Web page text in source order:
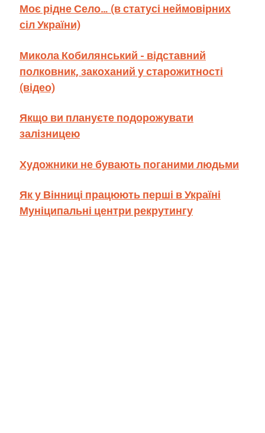
Моє рідне Село… (в статусі неймовірних
сіл України)
Микола Кобилянський - відставний
полковник, закоханий у старожитності
(відео)
Якщо ви плануєте подорожувати
залізницею
Художники не бувають поганими людьми
Як у Вінниці працюють перші в Україні
Муніципальні центри рекрутингу